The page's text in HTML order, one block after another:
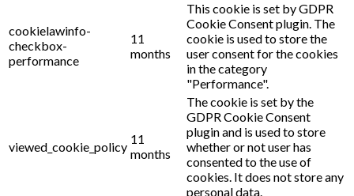
cookielawinfo-
checkbox-
performance
11
months
This cookie is set by GDPR
Cookie Consent plugin. The
cookie is used to store the
user consent for the cookies
in the category
"Performance".
viewed_cookie_policy
11
months
The cookie is set by the
GDPR Cookie Consent
plugin and is used to store
whether or not user has
consented to the use of
cookies. It does not store any
personal data.